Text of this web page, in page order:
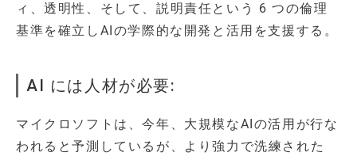
ィ、透明性、そして、説明責任という 6 つの倫理
基準を確立しAIの学際的な開発と活用を支援する。
AI には人材が必要:
マイクロソフトは、今年、大規模なAIの活用が行な
われると予測しているが、より強力で洗練された